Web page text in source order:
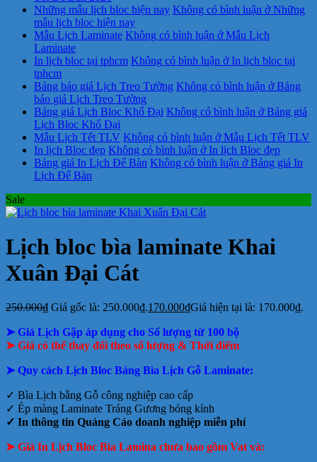
Những mẫu lịch bloc hiện nay Không có bình luận ở Những
mẫu lịch bloc hiện nay
Mẫu Lịch Laminate Không có bình luận ở Mẫu Lịch
Laminate
In lịch bloc tại tphcm Không có bình luận ở In lịch bloc tại
tphcm
Bảng báo giá Lịch Treo Tường Không có bình luận ở Bảng
báo giá Lịch Treo Tường
Bảng giá Lịch Bloc Khổ Đại Không có bình luận ở Bảng giá
Lịch Bloc Khổ Đại
Mẫu Lịch Tết TLV Không có bình luận ở Mẫu Lịch Tết TLV
In lịch Bloc đẹp Không có bình luận ở In lịch Bloc đẹp
Bảng giá In Lịch Để Bàn Không có bình luận ở Bảng giá In
Lịch Để Bàn
Sale
Lịch bloc bìa laminate Khai
Xuân Đại Cát
250.000₫ Giá gốc là: 250.000₫.170.000₫Giá hiện tại là: 170.000₫.
➤ Giá Lịch Gập áp dụng cho Số lượng từ 100 bộ
➤ Giá có thể thay đổi theo số lượng & Thời điểm
➤ Quy cách Lịch Bloc Bảng Bìa Lịch Gỗ Laminate:
✓ Bìa Lịch bằng Gỗ công nghiệp cao cấp
✓ Ép màng Laminate Tráng Gương bóng kính
✓ In thông tin Quảng Cáo doanh nghiệp miễn phí
➤ Giá In Lịch Bloc Bìa Lamina chưa bao gồm Vat và: